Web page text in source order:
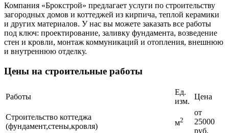
Компания «Брокстрой» предлагает услуги по строительству
загородных домов и коттеджей из кирпича, теплой керамики
и других материалов. У нас вы можете заказать все работы
под ключ: проектирование, заливку фундамента, возведение
стен и кровли, монтаж коммуникаций и отопления, внешнюю
и внутреннюю отделку.
Цены на строительные работы
Работы
Ед.
изм.
Цена
Строительство коттеджа
(фундамент,стены,кровля)
м2
от
25000
руб.